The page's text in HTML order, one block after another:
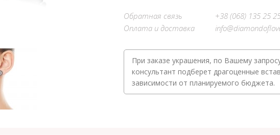
Обратная связь
Оплата и доставка
+38 (068) 135 25
При заказе украшения, по Вашему
консультант подберет драгоценные
зависимости от планируемого бюджета.